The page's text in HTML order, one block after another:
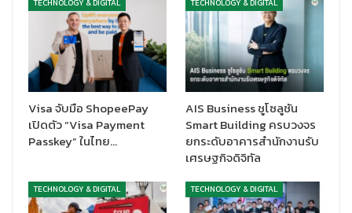
น้ำใจนักกีฬา โครงการAIS eSports S Seriesจึงเป็นมากกว่าเวที
แข่งขัน แต่เป็นแพลตฟอร์มที่เปิดโอกาสให้เด็กมัธยมทั่วประเทศได้ค้น
พบศักยภาพของตัวเอง และต่อยอดสู่เส้นทางอีสปอร์ตในระดับที่สูง
ขึ้น โดยอีกหนึ่งความพิเศษของปีนี้ คือการสนับสนุนจาก ZEED 5G ซิม
ในฐานะซิมสำหรับวัยทีน ที่เหมาะกับกลุ่มเกมเมอร์ ที่เข้ามาเสริมความ
แข็งแกร่งให้โครงการแบบครบวงจร ทั้งการสนับสนุนเงินรางวัล, แพ็ก
เกจ Unlimited Internet Data ระยะเวลา 3 เดือน จำนวนกว่า 300 ซิม
สำหรับผู้ชนะการแข่งขันรอบ Qualifier รวมถึงการสนับสนุนซิม
สำหรับผู้สมัครแข่งขันกว่า 15,000 ซิม เพื่ออำนวยความสะดวกด้าน
การเชื่อมต่อและการเข้าถึงการแข่งขันตลอดโครงการ นอกจากนี้
ZEED 5G ซิม ยังร่วมสนับสนุน กิจกรรม Bootcamp สำหรับนักกีฬา
TECHNOLOGY & DIGITAL
Visa จับมือ ShopeePay
เปิดตัว “Visa Payment
Passkey” ในไทย…
TECHNOLOGY & DIGITAL
AIS Business ชูโซลูชัน
Smart Building ครบวงจร
ยกระดับอาคารสำนักงานรับ
เศรษฐกิจดิจิทัล
TECHNOLOGY & DIGITAL TECHNOLOGY & DIGITAL